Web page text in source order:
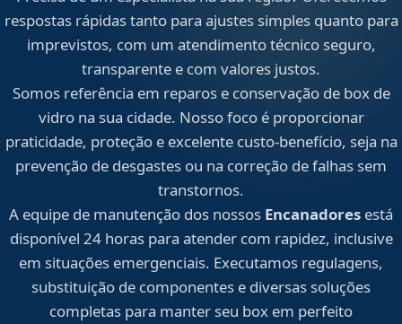
respostas rápidas tanto para ajustes simples quanto para
imprevistos, com um atendimento técnico seguro,
transparente e com valores justos.
Somos referência em reparos e conservação de box de
vidro na sua cidade. Nosso foco é proporcionar
praticidade, proteção e excelente custo-benefício, seja na
prevenção de desgastes ou na correção de falhas sem
transtornos.
A equipe de manutenção dos nossos Encanadores está
disponível 24 horas para atender com rapidez, inclusive
em situações emergenciais. Executamos regulagens,
substituição de componentes e diversas soluções
completas para manter seu box em perfeito